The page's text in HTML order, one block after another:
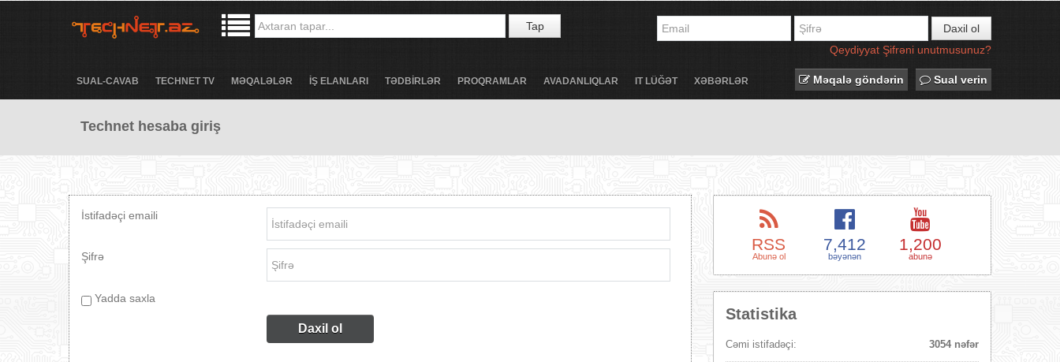
Tap
Daxil ol
Qeydiyyat Şifrəni unutmusunuz?
SUAL-CAVAB TECHNET TV MƏQALƏLƏR İŞ ELANLARI TƏDBİRLƏR PROQRAMLAR AVADANLIQLAR IT LÜĞƏT XƏBƏRLƏR Məqalə göndərin Sual verin
Technet hesaba giriş
İstifadəçi emaili
Şifrə
Yadda saxla
Daxil ol
RSS
Abunə ol
7,412
bəyənən
1,200
abunə
Statistika
Cəmi istifadəçi: 3054 nəfər